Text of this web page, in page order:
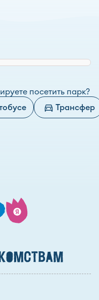
посетить парк?
Трансфер